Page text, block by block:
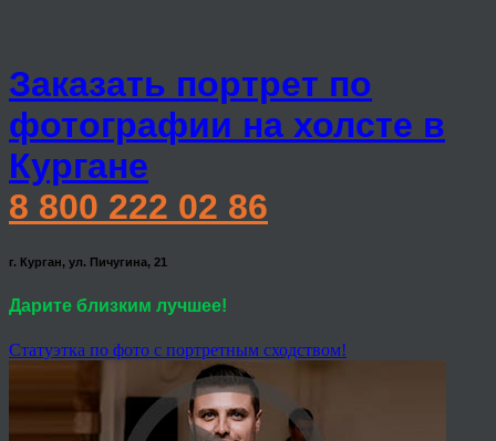
Заказать портрет по
фотографии на холсте в
Кургане
8 800 222 02 86
г. Курган, ул. Пичугина, 21
Дарите близким лучшее!
Статуэтка по фото с портретным сходством!